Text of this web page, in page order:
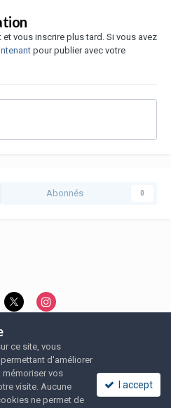
vous inscrire plus tard. Si vous avez
pour publier avec votre
Abonnés 0
Politique de confidentialité
Nous contacter
amoureux du rat domestique
Community
ce site, vous
d'améliorer
mémoriser vos
visite. Aucune
ne permet de
I accept